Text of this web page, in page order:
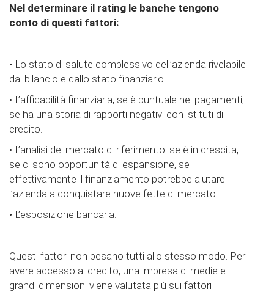
Nel determinare il rating le banche tengono
conto di questi fattori:
• Lo stato di salute complessivo dell’azienda rivelabile
dal bilancio e dallo stato finanziario.
• L’affidabilità finanziaria, se è puntuale nei pagamenti,
se ha una storia di rapporti negativi con istituti di
credito.
• L’analisi del mercato di riferimento: se è in crescita,
se ci sono opportunità di espansione, se
effettivamente il finanziamento potrebbe aiutare
l’azienda a conquistare nuove fette di mercato...
• L’esposizione bancaria.
Questi fattori non pesano tutti allo stesso modo. Per
avere accesso al credito, una impresa di medie e
grandi dimensioni viene valutata più sui fattori